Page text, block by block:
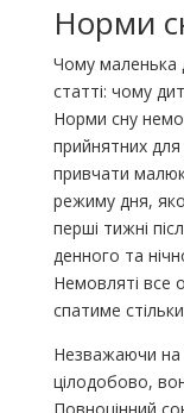
Норми
Чому маленька
статті: чому
Норми сну
прийнятних
привчати
режиму дня,
перші тижні
денного та
Немовляті все
спатиме
Незважаючи
цілодобово,